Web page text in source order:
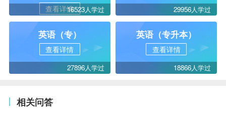
查看详情16523人学过 29956人学过
英语（专）
查看详情
27896人学过
英语（专升本）
查看详情
18866人学过
相关问答